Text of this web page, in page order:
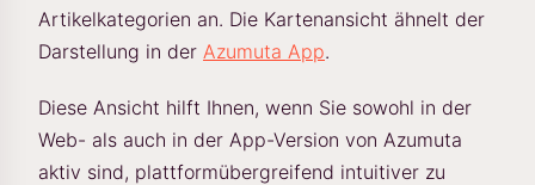
Artikelkategorien an. Die Kartenansicht ähnelt der
Darstellung in der Azumuta App.
Diese Ansicht hilft Ihnen, wenn Sie sowohl in der
Web- als auch in der App-Version von Azumuta
aktiv sind, plattformübergreifend intuitiver zu